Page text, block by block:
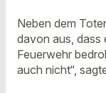
Neben dem
davon aus, dass
Feuerwehr
auch nicht“,